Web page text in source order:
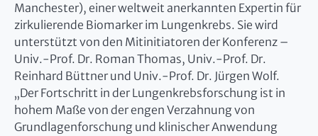
Manchester), einer weltweit anerkannten Expertin für
zirkulierende Biomarker im Lungenkrebs. Sie wird
unterstützt von den Mitinitiatoren der Konferenz –
Univ.-Prof. Dr. Roman Thomas, Univ.-Prof. Dr.
Reinhard Büttner und Univ.-Prof. Dr. Jürgen Wolf.
„Der Fortschritt in der Lungenkrebsforschung ist in
hohem Maße von der engen Verzahnung von
Grundlagenforschung und klinischer Anwendung